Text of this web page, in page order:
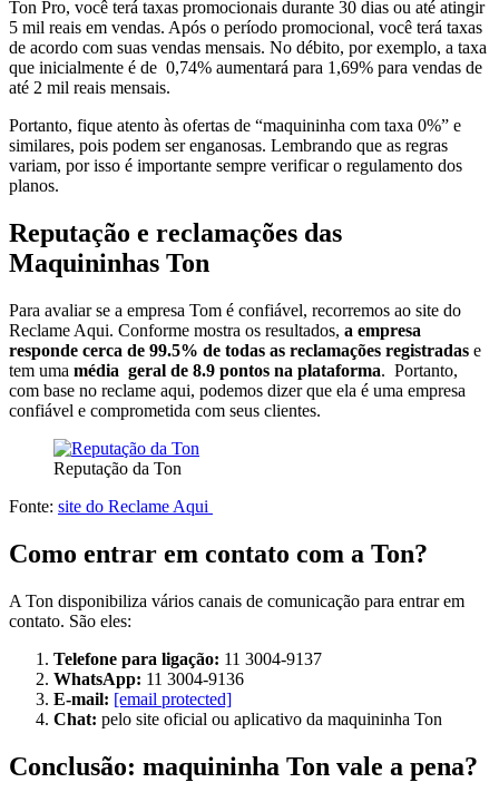
Ton Pro, você terá taxas promocionais durante 30 dias ou até atingir
5 mil reais em vendas. Após o período promocional, você terá taxas
de acordo com suas vendas mensais. No débito, por exemplo, a taxa
que inicialmente é de 0,74% aumentará para 1,69% para vendas de
até 2 mil reais mensais.
Portanto, fique atento às ofertas de “maquininha com taxa 0%” e
similares, pois podem ser enganosas. Lembrando que as regras
variam, por isso é importante sempre verificar o regulamento dos
planos.
Reputação e reclamações das
Maquininhas Ton
Para avaliar se a empresa Tom é confiável, recorremos ao site do
Reclame Aqui. Conforme mostra os resultados, a empresa
responde cerca de 99.5% de todas as reclamações registradas e
tem uma média geral de 8.9 pontos na plataforma. Portanto,
com base no reclame aqui, podemos dizer que ela é uma empresa
confiável e comprometida com seus clientes.
Reputação da Ton
Fonte: site do Reclame Aqui
Como entrar em contato com a Ton?
A Ton disponibiliza vários canais de comunicação para entrar em
contato. São eles:
Telefone para ligação: 11 3004-9137
WhatsApp: 11 3004-9136
E-mail: [email protected]
Chat: pelo site oficial ou aplicativo da maquininha Ton
Conclusão: maquininha Ton vale a pena?